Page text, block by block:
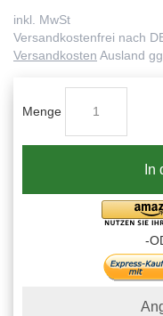
inkl. MwSt
Versandkostenfrei nach
Versandkosten Ausland
Menge
In
-